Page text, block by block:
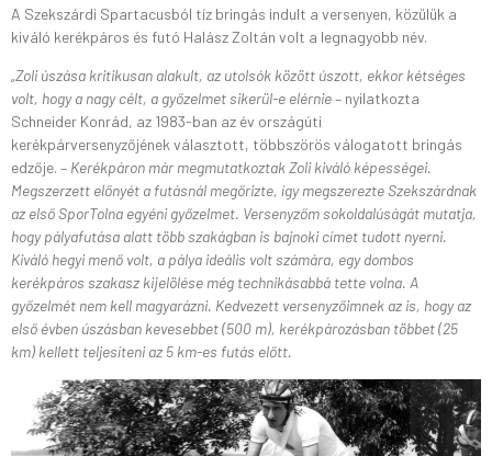
A Szekszárdi Spartacusból tíz bringás indult a versenyen, közülük a
kiváló kerékpáros és futó Halász Zoltán volt a legnagyobb név.
„Zoli úszása kritikusan alakult, az utolsók között úszott, ekkor kétséges
volt, hogy a nagy célt, a győzelmet sikerül-e elérnie– nyilatkozta
Schneider Konrád, az 1983-ban az év országúti
kerékpárversenyzőjének választott, többszörös válogatott bringás
edzője. – Kerékpáron már megmutatkoztak Zoli kiváló képességei.
Megszerzett előnyét a futásnál megőrizte, így megszerezte Szekszárdnak
az első SporTolna egyéni győzelmet. Versenyzőm sokoldalúságát mutatja,
hogy pályafutása alatt több szakágban is bajnoki címet tudott nyerni.
Kiváló hegyi menő volt, a pálya ideális volt számára, egy dombos
kerékpáros szakasz kijelölése még technikásabbá tette volna. A
győzelmét nem kell magyarázni. Kedvezett versenyzőimnek az is, hogy az
első évben úszásban kevesebbet (500 m), kerékpározásban többet (25
km) kellett teljesíteni az 5 km-es futás előtt.